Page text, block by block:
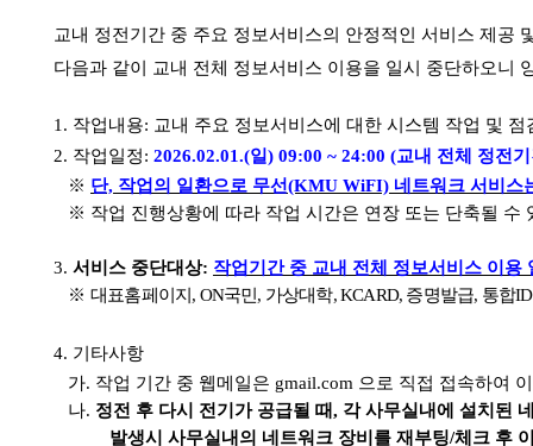
교내 정전기간 중 주요 정보서비스의 안정적인 서비스 제공
다음과 같이 교내 전체 정보서비스 이용을 일시 중단하오니
1. 작업내용: 교내 주요 정보서비스에 대한 시스템 작업 및 점
2. 작업일정: 2026.02.01.(일) 09:00 ~ 24:00 (교내 전체 정전
※ 단, 작업의 일환으로 무선(KMU WiFI) 네트워크 서비스
※ 작업 진행상황에 따라 작업 시간은 연장 또는 단축될 수
3. 서비스 중단대상: 작업기간 중 교내 전체 정보서비스 이용
※ 대표홈페이지 , ON국민 , 가상대학, KCARD, 증명발급, 통합ID
4. 기타사항
가. 작업 기간 중 웹메일은 gmail.com 으로 직접 접속하여
나. 정전 후 다시 전기가 공급될 때, 각 사무실내에 설치된
발생시 사무실내의 네트워크 장비를 재부팅/체크 후